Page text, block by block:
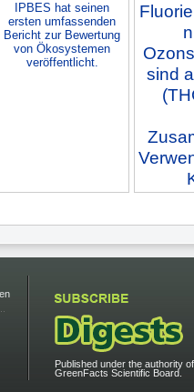
IPBES hat seinen
ersten umfassenden
Bericht zur Bewertung
von Ökosystemen
veröffentlicht.
sind
Published under the authority
GreenFacts Scientific Board.